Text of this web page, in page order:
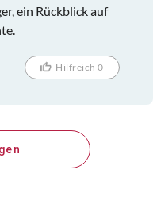
ein Rückblick auf
Hilfreich 0